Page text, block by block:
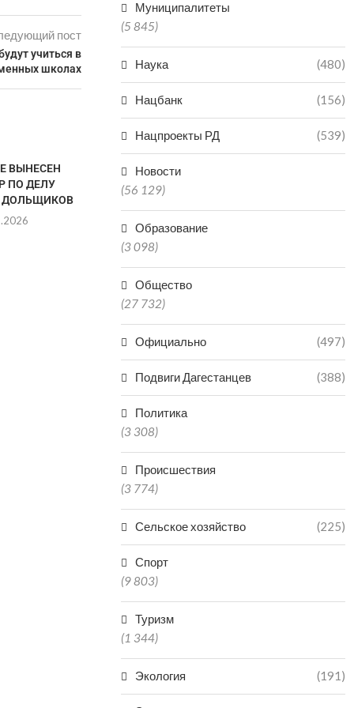
пост
учиться в
школах
ВЫНЕСЕН
ПО ДЕЛУ
VR-ТЕХНОЛОГИИ
ЗАРАБОТАЛИ В КРЕПОСТИ
НАРЫН-КАЛА В ДАГЕСТАНЕ
06.08.2026
Муниципалитеты
(5 845)
Наука (480)
Нацбанк (156)
Нацпроекты РД (539)
Новости
(56 129)
Образование
(3 098)
Общество
(27 732)
Официально (497)
Подвиги Дагестанцев (388)
Политика
(3 308)
Происшествия
(3 774)
Сельское хозяйство (225)
Спорт
(9 803)
Туризм
(1 344)
Экология (191)